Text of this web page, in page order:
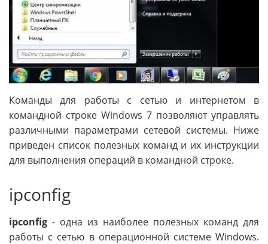
Команды для работы с сетью и интернетом в
командной строке Windows 7 позволяют управлять
различными параметрами сетевой системы. Ниже
приведен список полезных команд и их инструкции
для выполнения операций в командной строке.
ipconfig
ipconfig - одна из наиболее полезных команд для
работы с сетью в операционной системе Windows.